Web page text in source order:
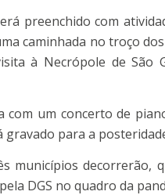
preenchido com
caminhada no troço
à Necrópole de São
com um concerto de
gravado para a
municípios decorrerão,
DGS no quadro da